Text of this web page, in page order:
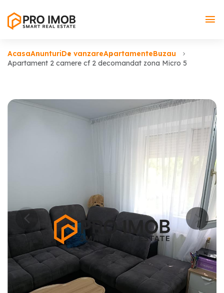
AcasaAnunturiDe vanzareApartamenteBuzau
Apartament 2 camere cf 2 decomandat zona Micro 5